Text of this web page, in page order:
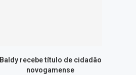
Baldy recebe título de cidadão
novogamense